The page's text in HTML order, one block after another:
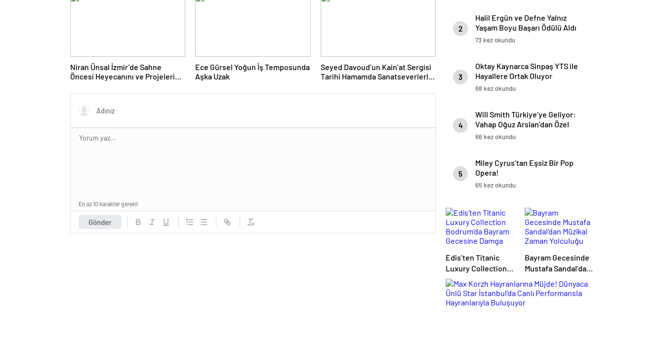
Niran Ünsal İzmir’de Sahne
Öncesi Heyecanını ve Projelerini
Ece Gürsel Yoğun İş Temposunda
Aşka Uzak
Seyed Davoud’un Kain’at Sergisi
Tarihi Hamamda Sanatseverlerle
Gönder
En az 10 karakter gerekli
2
Halil Ergün ve Defne Yalnız
Yaşam Boyu Başarı Ödülü Aldı
73 kez okundu
3
Oktay Kaynarca Sinpaş YTS ile
Hayallere Ortak Oluyor
68 kez okundu
4
Will Smith Türkiye’ye Geliyor:
Vahap Oğuz Arslan’dan Özel
Davet
66 kez okundu
5
Miley Cyrus’tan Eşsiz Bir Pop
Opera!
65 kez okundu
Edis’ten Titanic
Luxury Collection
Bodrum’da Bayram
Gecesine Damga
Vuran Performans
Bayram Gecesinde
Mustafa Sandal’dan
Müzikal Zaman
Yolculuğu